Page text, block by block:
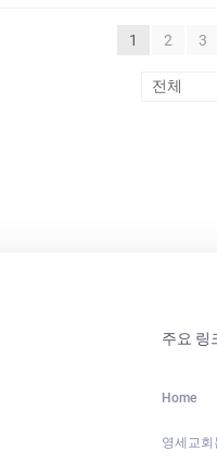
1 2 3
주요 링
Home
영세교회